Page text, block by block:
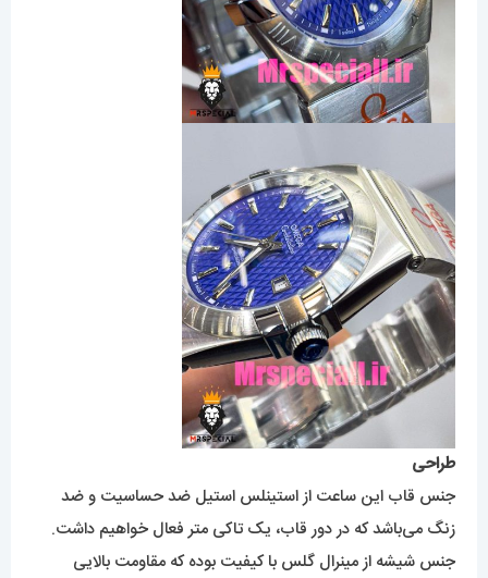
طراحی
جنس قاب این ساعت از استینلس استیل ضد حساسیت و ضد
زنگ می‌باشد که در دور قاب، یک تاکی متر فعال خواهیم داشت.
جنس شیشه از مینرال گلس با کیفیت بوده که مقاومت بالایی